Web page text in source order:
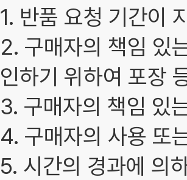
1. 반품 요청 기간이
2. 구매자의 책임 있
인하기 위하여 포장
3. 구매자의 책임 있
4. 구매자의 사용 또
5. 시간의 경과에 의